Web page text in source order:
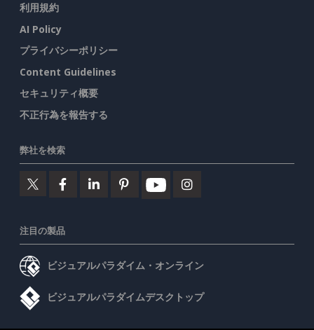
利用規約
AI Policy
プライバシーポリシー
Content Guidelines
セキュリティ概要
不正行為を報告する
弊社を検索
注目の製品
ビジュアルパラダイム・オンライン
ビジュアルパラダイムデスクトップ